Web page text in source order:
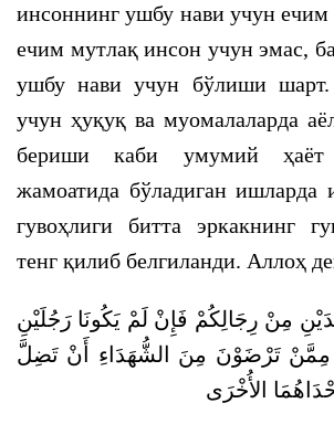
инсоннинг ушбу нави учун
ечим мутлақ инсон учун эмас,
ушбу нави учун бўлиши
учун ҳуқуқ ва муомалаларда
бериши каби умумий ҳаёт
жамоатида бўладиган ишларда
гувоҳлиги битта эркакнинг
тенг қилиб белгиланди. Аллоҳ
مِنْ رِجَالِكُمْ فَإِنْ لَمْ يَكُونَا رَجُلَيْنِ
مِمَّنْ تَرْضَوْنَ مِنَ الشُّهَدَاءِ أَنْ تَضِلَّ
الأُخْرَى